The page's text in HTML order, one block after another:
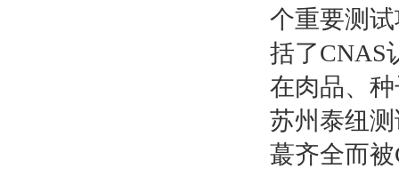
个重要测试
括了CNAS
在肉品、
苏州泰纽
蕞齐全而